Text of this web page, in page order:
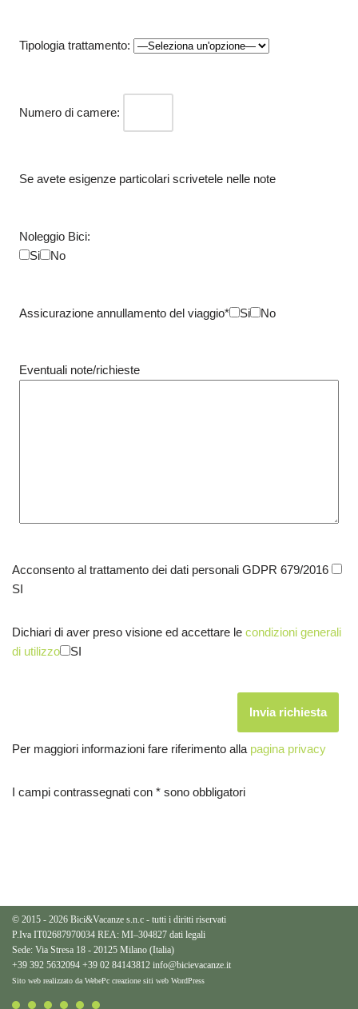
Tipologia trattamento:
Numero di camere:
Se avete esigenze particolari scrivetele nelle note
Noleggio Bici:
Si
No
Assicurazione annullamento del viaggio* Si No
Eventuali note/richieste
Acconsento al trattamento dei dati personali GDPR 679/2016
SI
Dichiari di aver preso visione ed accettare le condizioni generali
di utilizzo
SI
Per maggiori informazioni fare riferimento alla pagina privacy
I campi contrassegnati con * sono obbligatori
© 2015 - 2026 Bici&Vacanze s.n.c - tutti i diritti riservati
P.Iva IT02687970034 REA: MI–304827 dati legali
Sede: Via Stresa 18 - 20125 Milano (Italia)
+39 392 5632094 +39 02 84143812 info@bicievacanze.it
Sito web realizzato da WebePc creazione siti web WordPress